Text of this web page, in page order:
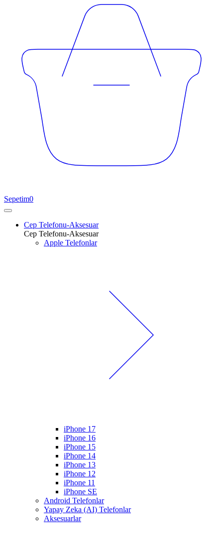
Sepetim0
Cep Telefonu-Aksesuar
Cep Telefonu-Aksesuar
Apple Telefonlar
iPhone 17
iPhone 16
iPhone 15
iPhone 14
iPhone 13
iPhone 12
iPhone 11
iPhone SE
Android Telefonlar
Yapay Zeka (AI) Telefonlar
Aksesuarlar